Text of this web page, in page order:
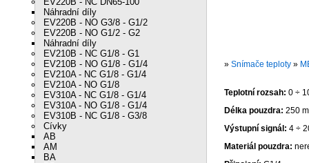
» Snímače teploty »
Teplotní rozsah: 0 ÷
Délka pouzdra: 250
Výstupní signál: 4 ÷
Materiál pouzdra:
Náhradní díly
EV220B - NO G3/8 - G1/2
EV220B - NO G1/2 - G2
Náhradní díly
EV210B - NC G1/8 - G1
EV210B - NO G1/8 - G1/4
EV210A - NC G1/8 - G1/4
EV210A - NO G1/8
EV310A - NC G1/8 - G1/4
EV310A - NO G1/8 - G1/4
EV310B - NC G1/8 - G3/8
Cívky
AB
AM
BA